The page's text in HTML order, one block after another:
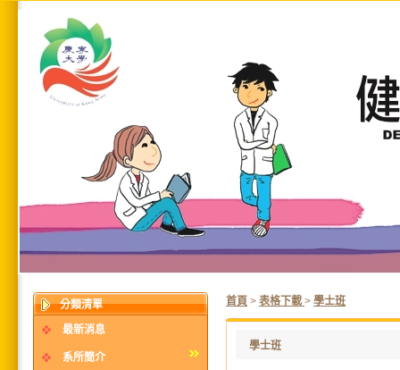
分類清單
最新消息
系所簡介
首頁 > 表格下載 > 學士班
學士班